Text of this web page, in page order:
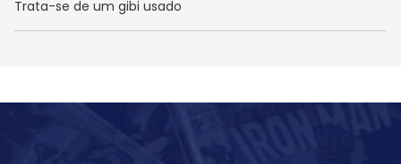
Trata-se de um gibi usado